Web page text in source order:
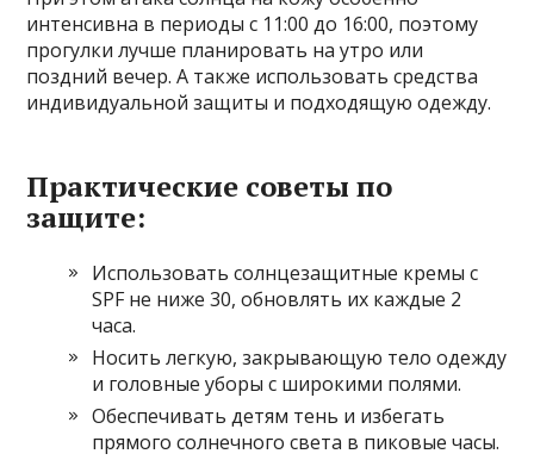
интенсивна в периоды с 11:00 до 16:00, поэтому
прогулки лучше планировать на утро или
поздний вечер. А также использовать средства
индивидуальной защиты и подходящую одежду.
Практические советы по
защите:
Использовать солнцезащитные кремы с
SPF не ниже 30, обновлять их каждые 2
часа.
Носить легкую, закрывающую тело одежду
и головные уборы с широкими полями.
Обеспечивать детям тень и избегать
прямого солнечного света в пиковые часы.